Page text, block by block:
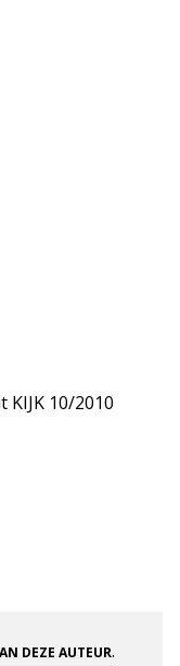
10/2010
DEZE AUTEUR.